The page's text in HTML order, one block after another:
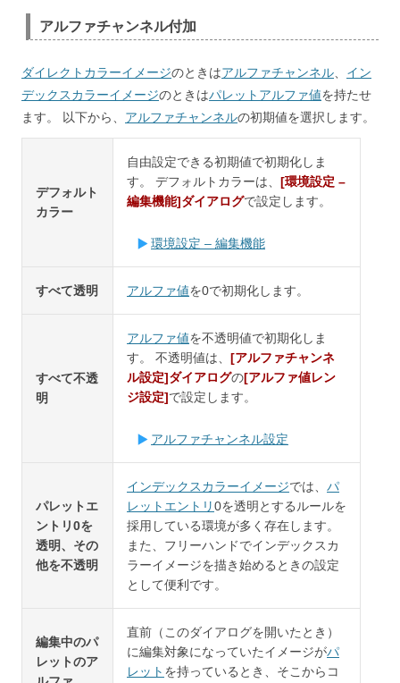
アルファチャンネル付加
ダイレクトカラーイメージのときはアルファチャンネル
イン
デックスカラーイメージのときはパレット アルファ値を持たせ
ます。 以下から、 アルファチャンネルの初期値を選択します。
デフォルト
カラー
自由設定できる初期値で初期化しま
す。 デフォルトカラーは、 [環境設定 –
編集機能]ダイアログで設定します。
環境設定 – 編集機能
すべて透明 アルファ値を0で初期化します。
すべて不透
明
アルファ値を不透明値で初期化しま
す。 不透明値は、 [アルファチャンネ
ル設定]ダイアログの[アルファ値レン
ジ設定]で設定します。
アルファチャンネル設定
パレットエ
ントリ0を
透明、その
他を不透明
インデックスカラーイメージでは、 パ
レットエントリ0を透明とするルールを
採用している環境が多く存在します。
また、フリーハンドでインデックスカ
ラーイメージを描き始めるときの設定
として便利です。
編集中のパ
レットのア
直前（このダイアログを開いたとき）
に編集対象になっていたイメージがパ
レット を持っているとき、そこからコ